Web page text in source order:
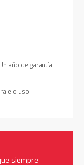
año de garantía
o uso
siempre